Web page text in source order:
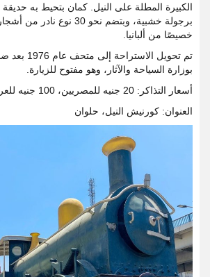
الكبيرة المطلة على النيل. كمان بتحيط به
برجولة خشبية، وبتضم نحو 30
خصيصًا من ألبانيا.
تم تحويل
بوزارة السياحة والآثار، وهو مفتوح للزيارة.
أسعار التذاكر: 20 جنيه للمصريين، 100 جنيه للعرب والأجانب.
العنوان: كورنيش النيل، حلوان